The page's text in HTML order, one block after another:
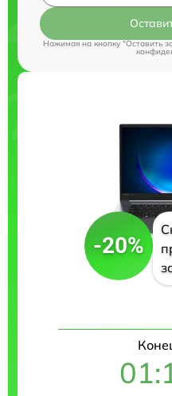
Нажимая на кнопку "Оставить
-20%